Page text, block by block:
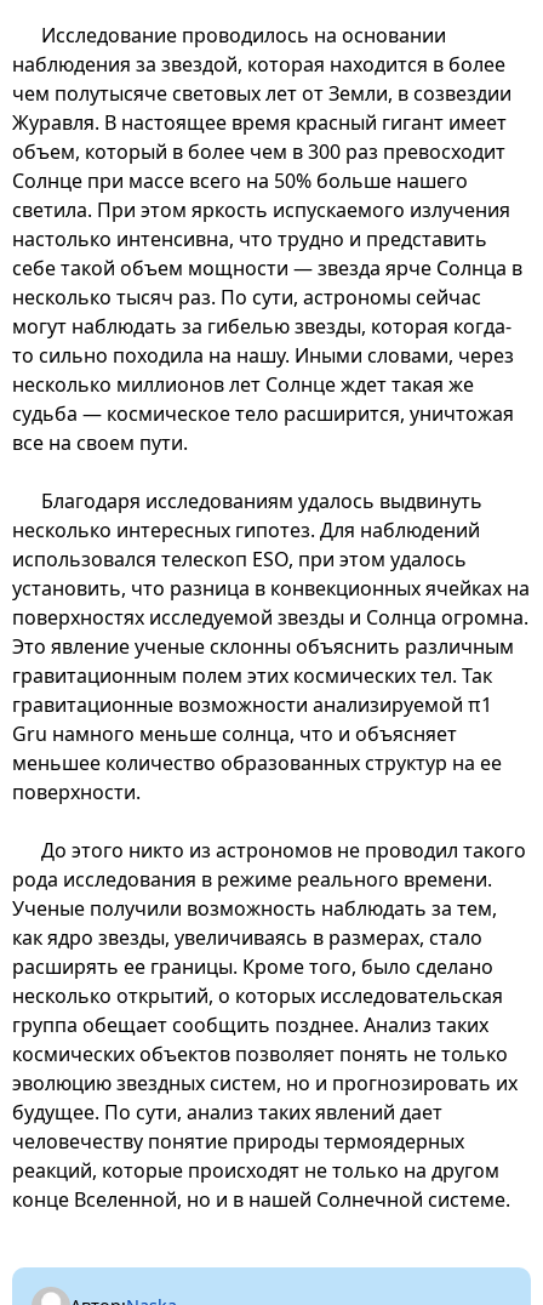
Исследование проводилось на основании
наблюдения за звездой, которая находится в более
чем полутысяче световых лет от Земли, в созвездии
Журавля. В настоящее время красный гигант имеет
объем, который в более чем в 300 раз превосходит
Солнце при массе всего на 50% больше нашего
светила. При этом яркость испускаемого излучения
настолько интенсивна, что трудно и представить
себе такой объем мощности — звезда ярче Солнца в
несколько тысяч раз. По сути, астрономы сейчас
могут наблюдать за гибелью звезды, которая когда-
то сильно походила на нашу. Иными словами, через
несколько миллионов лет Солнце ждет такая же
судьба — космическое тело расширится, уничтожая
все на своем пути.
Благодаря исследованиям удалось выдвинуть
несколько интересных гипотез. Для наблюдений
использовался телескоп ESO, при этом удалось
установить, что разница в конвекционных ячейках на
поверхностях исследуемой звезды и Солнца огромна.
Это явление ученые склонны объяснить различным
гравитационным полем этих космических тел. Так
гравитационные возможности анализируемой π1
Gru намного меньше солнца, что и объясняет
меньшее количество образованных структур на ее
поверхности.
До этого никто из астрономов не проводил такого
рода исследования в режиме реального времени.
Ученые получили возможность наблюдать за тем,
как ядро звезды, увеличиваясь в размерах, стало
расширять ее границы. Кроме того, было сделано
несколько открытий, о которых исследовательская
группа обещает сообщить позднее. Анализ таких
космических объектов позволяет понять не только
эволюцию звездных систем, но и прогнозировать их
будущее. По сути, анализ таких явлений дает
человечеству понятие природы термоядерных
реакций, которые происходят не только на другом
конце Вселенной, но и в нашей Солнечной системе.